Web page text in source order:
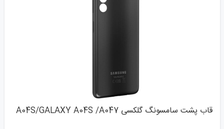
قاب پشت سامسونگ گلکسی A04S/GALAXY A04S /A047